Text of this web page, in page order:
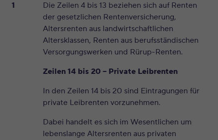
1
Die Zeilen 4 bis 13 beziehen sich auf Renten
der gesetzlichen Rentenversicherung,
Altersrenten aus landwirtschaftlichen
Altersklassen, Renten aus berufsständischen
Versorgungswerken und Rürup-Renten.
Zeilen 14 bis 20 – Private Leibrenten
In den Zeilen 14 bis 20 sind Eintragungen für
private Leibrenten vorzunehmen.
Dabei handelt es sich im Wesentlichen um
lebenslange Altersrenten aus privaten